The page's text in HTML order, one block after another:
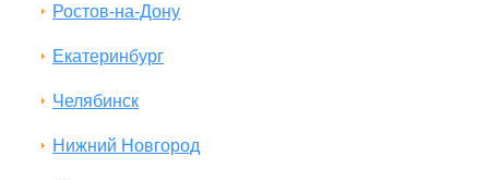
Ростов-на-Дону
Екатеринбург
Челябинск
Нижний Новгород